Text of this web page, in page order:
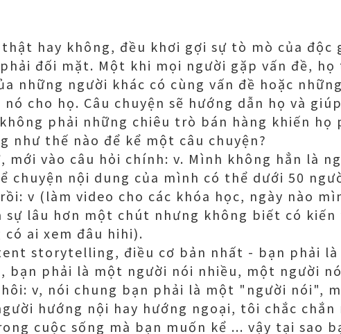
hay không, đều khơi gợi sự tò mò của độc
đối mặt. Một khi mọi người gặp vấn đề,
những người khác có cùng vấn đề hoặc
cho họ. Câu chuyện sẽ hướng dẫn họ và
phải những chiêu trò bán hàng khiến họ
như thế nào để kể một câu chuyện?
mới vào câu hỏi chính: v. Mình không hẳn là
chuyện nội dung của mình có thể dưới 50
v (làm video cho các khóa học, ngày nào
sự lâu hơn một chút nhưng không biết có
ai xem đâu hihi).
storytelling, điều cơ bản nhất - bạn phải là
bạn phải là một người nói nhiều, một người
v, nói chung bạn phải là một "người nói",
hướng nội hay hướng ngoại, tôi chắc chắn
cuộc sống mà bạn muốn kể ... vậy tại sao